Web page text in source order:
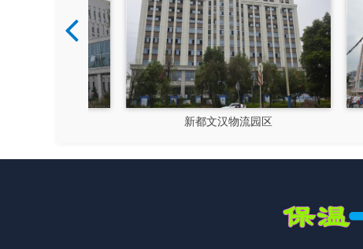
新都文汉物流园区